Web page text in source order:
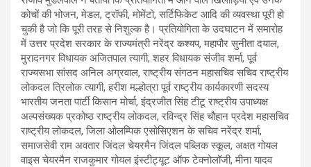
कोचों की भोजन, मेडल, ट्रॉफी, मोमेंटो, सर्टिफिकेट आदि की व्यवस्था पूरी हो
चुकी है जो कि पूरी तरह से निशुल्क है। प्रतियोगिता के उदघाटन में समारोह
में उत्तर प्रदेश सरकार के राज्यमंत्री नरेंद्र कश्यप, महापौर सुनीता दयाल,
मुरादनगर विधायक अजितपाल त्यागी, शहर विधायक संजीव शर्मा, पूर्व
राज्यसभा सांसद अनिल अग्रवाल, राष्ट्रीय संगठन महासचिव सचिव राष्ट्रीय
लोकदल त्रिलोक त्यागी, हरीश मल्होत्रा पूर्व राष्ट्रीय कार्यकारणी सदस्य
भारतीय जनता पार्टी किसान मोर्चा, इंद्रजीत सिंह टीटू राष्ट्रीय उपाध्यक्ष
अल्पसंख्यक प्रकोष्ठ राष्ट्रीय लोकदल, रविन्द्र सिंह चौहान प्रदेश महासचिव
राष्ट्रीय लोकदल, जिला ओलम्पिक एसोसिएशन के सचिव नरेंद्र शर्मा,
समाजसेवी राम अवतार जिंदल चेयरमैन जिंदल पब्लिक स्कूल, अक्षत गोयल
वाइस चेयरमैन राजकुमार गोयल इंस्टीट्यूट ऑफ टेक्नोलॉजी, मीना यादव